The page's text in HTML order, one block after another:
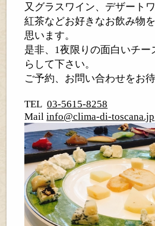
又グラスワイン、デザート
紅茶などお好きなお飲み物
思います。
是非、 1夜限りの面白いチー
らして下さい。
ご予約、お問い合わせをお
TEL 03-5615-8258
Mailinfo@clima-di-toscana.jp